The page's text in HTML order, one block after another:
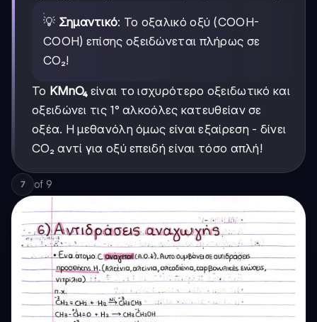
💡 Σημαντικό: Το οξαλικό οξύ (COOH-
COOH) επίσης οξειδώνεται πλήρως σε
CO₂!
Το KMnO₄είναι το ισχυρότερο οξειδωτικό και
οξειδώνει τις 1° αλκοόλες κατευθείαν σε
οξέα. Η μεθανόλη όμως είναι εξαίρεση - δίνει
CO₂ αντί για οξύ επειδή είναι τόσο απλή!
7 of 9